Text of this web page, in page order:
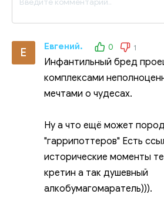
Е Евгений. 0 1
Инфантильный бред
комплексами
мечтами о чудесах.
Ну а что ещё может
"гаррипоттеров" Есть
исторические моменты
кретин а так душевный
алкобумагомаратель))).